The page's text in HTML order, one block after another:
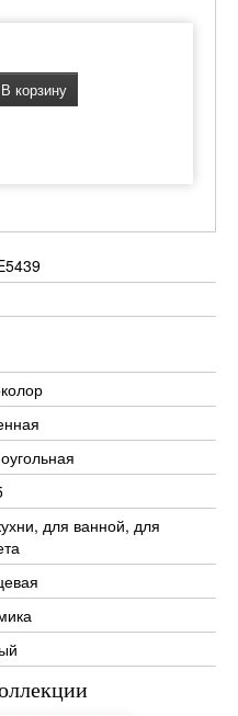
В корзину
для ванной, для